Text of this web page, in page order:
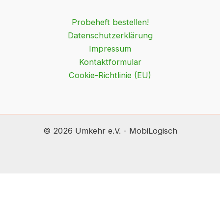
Probeheft bestellen!
Datenschutzerklärung
Impressum
Kontaktformular
Cookie-Richtlinie (EU)
© 2026 Umkehr e.V. - MobiLogisch